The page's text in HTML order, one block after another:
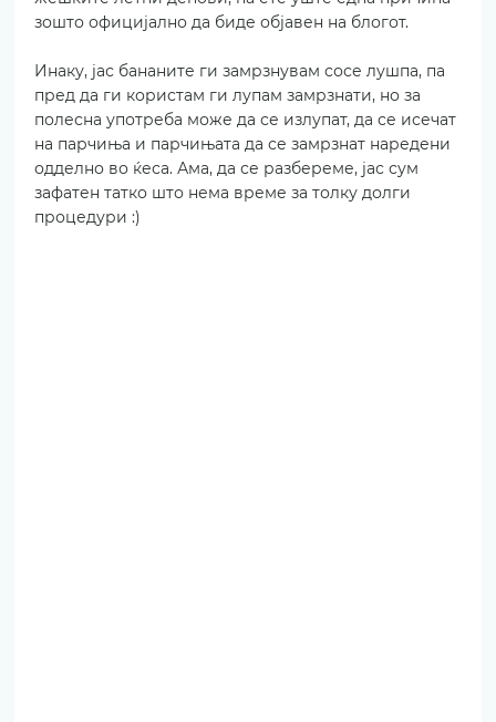
зошто официјално да биде објавен на блогот.
Инаку, јас бананите ги замрзнувам сосе лушпа, па
пред да ги користам ги лупам замрзнати, но за
полесна употреба може да се излупат, да се исечат
на парчиња и парчињата да се замрзнат наредени
одделно во ќеса. Ама, да се разбереме, јас сум
зафатен татко што нема време за толку долги
процедури :)